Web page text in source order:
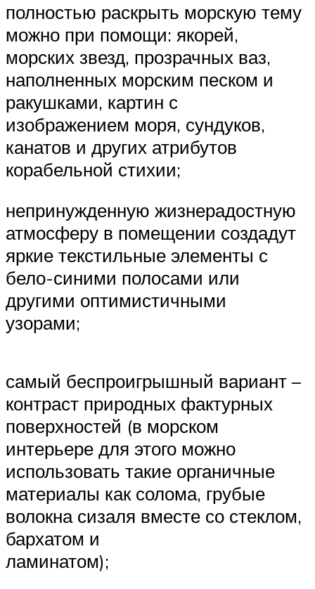
полностью раскрыть морскую тему
можно при помощи: якорей,
морских звезд, прозрачных ваз,
наполненных морским песком и
ракушками, картин с
изображением моря, сундуков,
канатов и других атрибутов
корабельной стихии;
непринужденную жизнерадостную
атмосферу в помещении создадут
яркие текстильные элементы с
бело-синими полосами или
другими оптимистичными
узорами;
самый беспроигрышный вариант –
контраст природных фактурных
поверхностей (в морском
интерьере для этого можно
использовать такие органичные
материалы как солома, грубые
волокна сизаля вместе со стеклом,
бархатом и
ламинатом);